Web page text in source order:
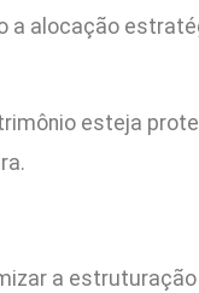
alocação
esteja
a